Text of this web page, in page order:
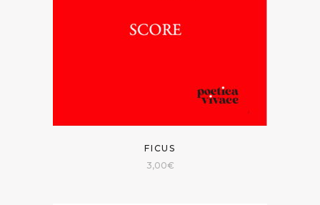
FICUS
3,00€